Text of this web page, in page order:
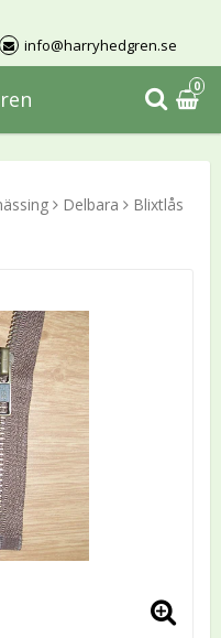
info@harryhedgren.se
0
Delbara
Blixtlås